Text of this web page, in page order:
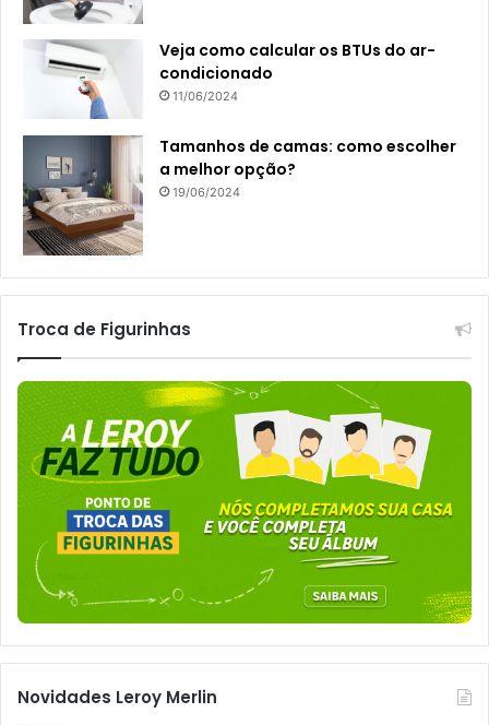
Veja como calcular os BTUs do ar-
condicionado
11/06/2024
Tamanhos de camas: como escolher
a melhor opção?
19/06/2024
Troca de Figurinhas
Novidades Leroy Merlin